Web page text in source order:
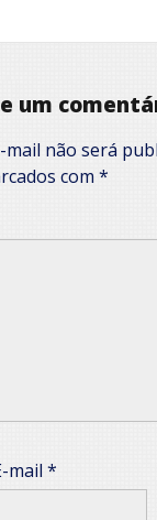
um
mail não será
com *
mail *